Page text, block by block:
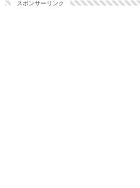
スポンサーリンク